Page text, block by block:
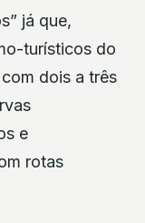
já que,
turísticos do
dois a três
e
rotas